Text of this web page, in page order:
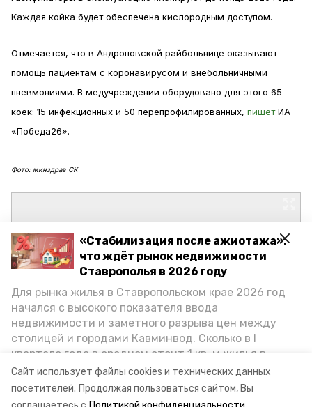
Сайт использует файлы cookies и технических данных
посетителей. Продолжая пользоваться сайтом, Вы
«Стабилизация после ажиотажа»:
что ждёт рынок недвижимости
Ставрополья в 2026 году
Для рынка жилья в Ставропольском крае 2026 год
начался с высокого показателя ввода
недвижимости и заметного разрыва цен между
столицей и городами Кавминвод. Сколько в I
квартале года в среднем стоит 1 кв. м жилья в
городах и округах региона, как изменился спрос на
первичку и вторичку, какова себестоимость
стройки собственного жилья в этом году и какие
Каждая койка будет обеспечена кислородным доступом.
Отмечается, что в Андроповской райбольнице оказывают
помощь пациентам с коронавирусом и внебольничными
пневмониями. В медучреждении оборудовано для этого 65
коек: 15 инфекционных и 50 перепрофилированных, пишетИА
«Победа26».
Фото: минздрав СК